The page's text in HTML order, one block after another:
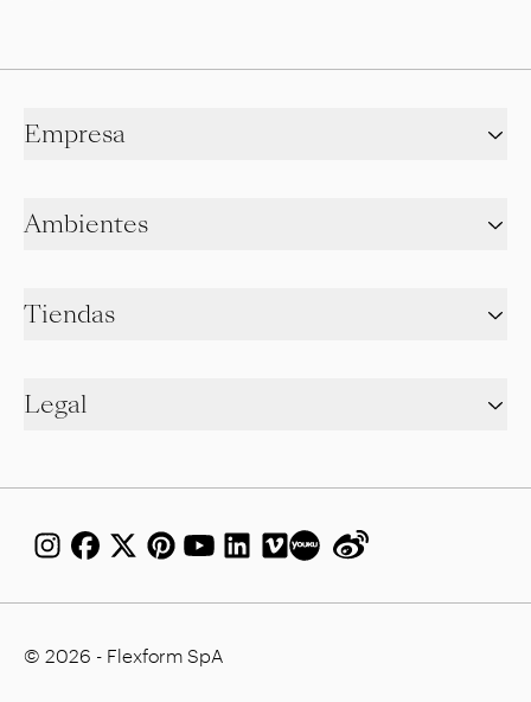
Empresa
Ambientes
Tiendas
Legal
© 2026 - Flexform SpA